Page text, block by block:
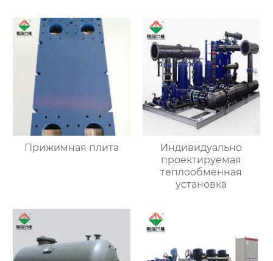
Прижимная плита
Индивидуально
проектируемая
теплообменная
установка